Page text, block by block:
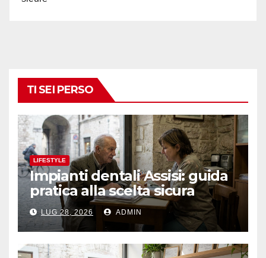
TI SEI PERSO
LIFESTYLE
Impianti dentali Assisi: guida
pratica alla scelta sicura
LUG 28, 2026 ADMIN